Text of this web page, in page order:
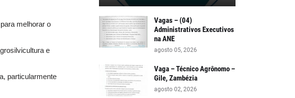
melhorar o
e
particularmente
Vagas – (04)
Administrativos Executivos
na ANE
agosto 05, 2026
Vaga – Técnico Agrônomo –
Gile, Zambézia
agosto 02, 2026